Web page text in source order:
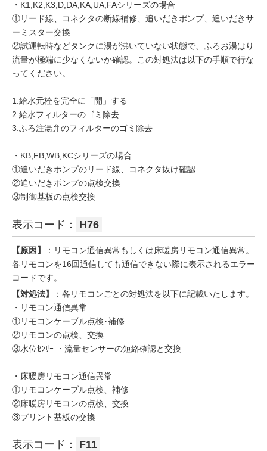
・K1,K2,K3,D,DA,KA,UA,FAシリーズの場合
①リード線、コネクタの断線補修、追いだきポンプ、追いだきサ
ーミスター交換
②試運転時などタンクに湯が沸いていない状態で、ふろお湯はり
流量が極端に少なくないか確認。この対処法は以下の手順で行な
ってください。
1.給水元栓を完全に「開」する
2.給水フィルターのゴミ除去
3.ふろ注湯弁のフィルターのゴミ除去
・KB,FB,WB,KCシリーズの場合
①追いだきポンプのリード線、コネクタ抜け確認
②追いだきポンプの点検交換
③制御基板の点検交換
表示コード： H76
【原因】
：リモコン通信異常もしくは床暖房リモコン通信異常。
各リモコンを16回通信しても通信できない際に表示されるエラー
コードです。
【対処法】
：各リモコンごとの対処法を以下に記載いたします。
・リモコン通信異常
①リモコンケーブル点検･補修
②リモコンの点検、交換
③水位ｾﾝｻｰ ・流量センサーの短絡確認と交換
・床暖房リモコン通信異常
①リモコンケーブル点検、補修
②床暖房リモコンの点検、交換
③プリント基板の交換
表示コード： F11